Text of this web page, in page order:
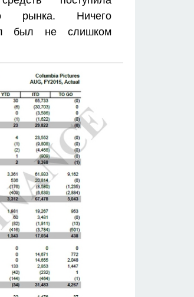
рынка. Ничего
был не слишком